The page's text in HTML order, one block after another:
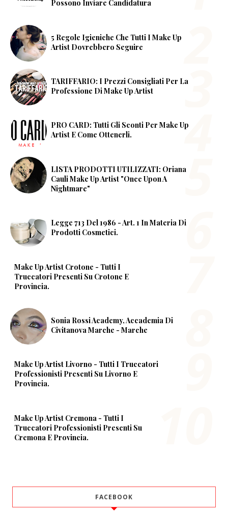
Possono Inviare Candidatura
5 Regole Igieniche Che Tutti I Make Up
Artist Dovrebbero Seguire
TARIFFARIO: I Prezzi Consigliati Per La
Professione Di Make Up Artist
PRO CARD: Tutti Gli Sconti Per Make Up
Artist E Come Ottenerli.
LISTA PRODOTTI UTILIZZATI: Oriana
Cauli Make Up Artist "Once Upon A
Nightmare"
Legge 713 Del 1986 - Art. 1 In Materia Di
Prodotti Cosmetici.
Make Up Artist Crotone - Tutti I
Truccatori Presenti Su Crotone E
Provincia.
Sonia Rossi Academy, Accademia Di
Civitanova Marche - Marche
Make Up Artist Livorno - Tutti I Truccatori
Professionisti Presenti Su Livorno E
Provincia.
Make Up Artist Cremona - Tutti I
Truccatori Professionisti Presenti Su
Cremona E Provincia.
FACEBOOK